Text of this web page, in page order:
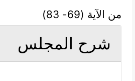
من الآية (69- 83)
شرح المجلس